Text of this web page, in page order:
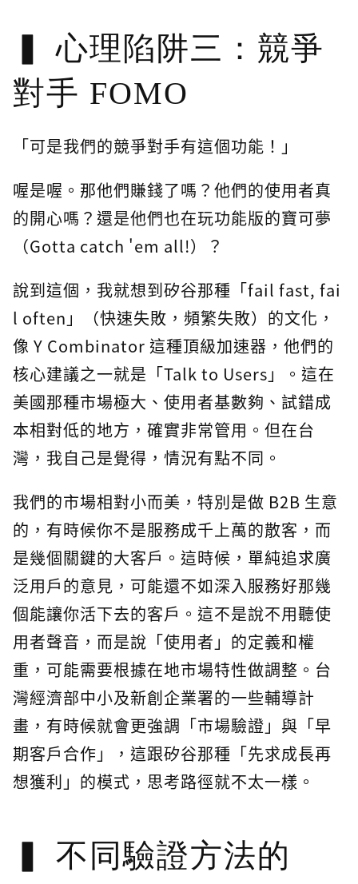
心理陷阱三：競爭
對手 FOMO
「可是我們的競爭對手有這個功能！」
喔是喔。那他們賺錢了嗎？他們的使用者真
的開心嗎？還是他們也在玩功能版的寶可夢
（Gotta catch 'em all!）？
說到這個，我就想到矽谷那種「fail fast, fai
l often」（快速失敗，頻繁失敗）的文化，
像 Y Combinator 這種頂級加速器，他們的
核心建議之一就是「Talk to Users」。這在
美國那種市場極大、使用者基數夠、試錯成
本相對低的地方，確實非常管用。但在台
灣，我自己是覺得，情況有點不同。
我們的市場相對小而美，特別是做 B2B 生意
的，有時候你不是服務成千上萬的散客，而
是幾個關鍵的大客戶。這時候，單純追求廣
泛用戶的意見，可能還不如深入服務好那幾
個能讓你活下去的客戶。這不是說不用聽使
用者聲音，而是說「使用者」的定義和權
重，可能需要根據在地市場特性做調整。台
灣經濟部中小及新創企業署的一些輔導計
畫，有時候就會更強調「市場驗證」與「早
期客戶合作」，這跟矽谷那種「先求成長再
想獲利」的模式，思考路徑就不太一樣。
不同驗證方法的